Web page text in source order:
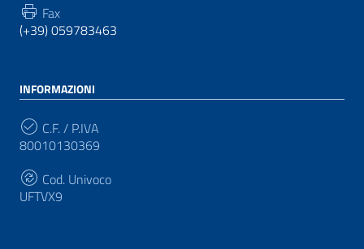
Fax
(+39) 059783463
INFORMAZIONI
C.F. / P.IVA
80010130369
Cod. Univoco
UFTVX9